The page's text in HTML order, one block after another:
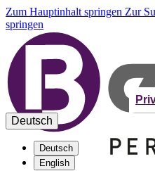
Zum Hauptinhalt springen Zur
springen
Deutsch
Deutsch
English